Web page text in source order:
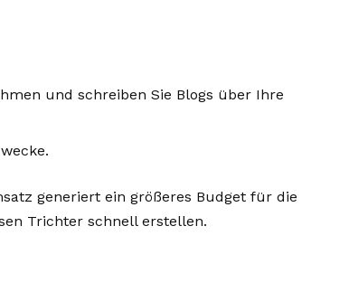
und schreiben Sie Blogs über Ihre
generiert ein größeres Budget für die
Trichter schnell erstellen.